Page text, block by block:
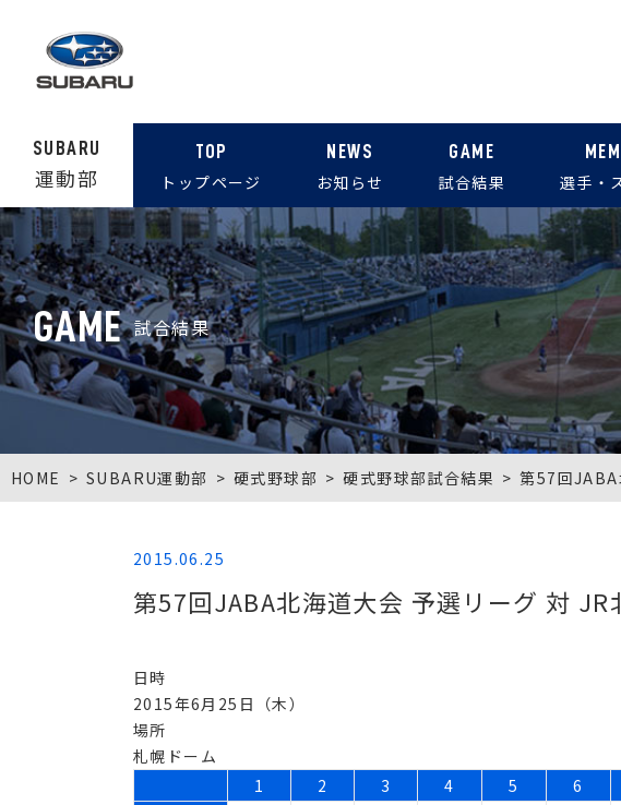
SUBARU
運動部
TOP
トップページ
NEWS
お知らせ
GAME
試合結果 選手・
GAME 試合結果
HOME SUBARU運動部 硬式野球部 硬式野球部試合結果 第57回
2015.06.25
第57回JABA北海道大会 予選リーグ 対 JR
日時
2015年6月25日（木）
場所
札幌ドーム
1
2 3 4 5 6